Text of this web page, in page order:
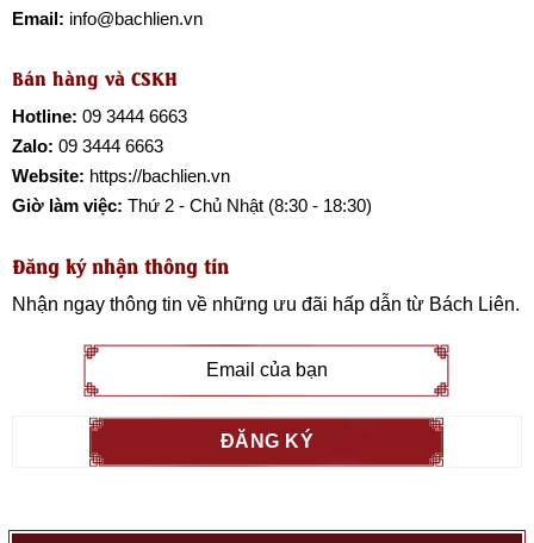
Email: info@bachlien.vn
Bán hàng và CSKH
Hotline: 09 3444 6663
Zalo: 09 3444 6663
Website: https://bachlien.vn
Giờ làm việc: Thứ 2 - Chủ Nhật (8:30 - 18:30)
Đăng ký nhận thông tin
Nhận ngay thông tin về những ưu đãi hấp dẫn từ Bách Liên.